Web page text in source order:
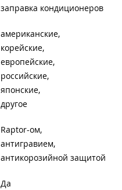
заправка кондиционеров
американские
корейские
европейские
российские
японские
другое
Raptor-ом
антигравием
антикорозийной защитой
Да